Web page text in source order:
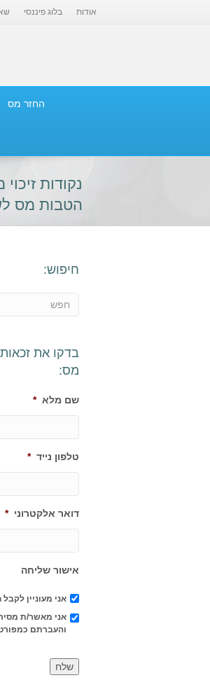
אודות בלוג פיננסי
החזר מס
נקודות
הטבות מס
חיפוש:
בדקו את
מס:
שם מלא *
טלפון נייד *
דואר אלקטרוני *
אישור שליחה
אני מעוניין לקבל
אני מאשר/ת
והעברתם